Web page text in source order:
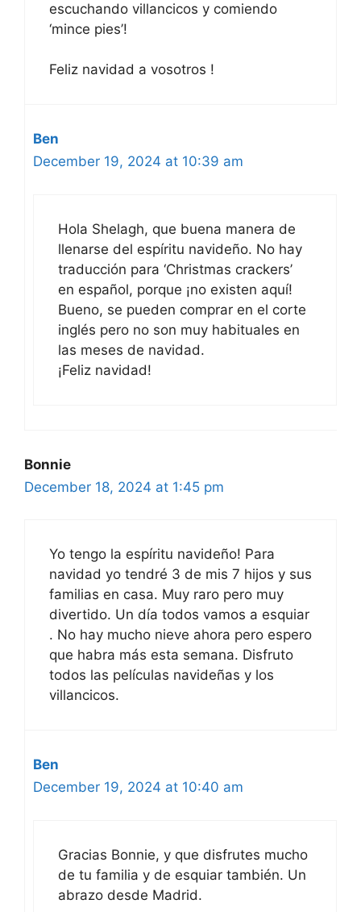
escuchando villancicos y comiendo
‘mince pies’!
Feliz navidad a vosotros !
Ben
December 19, 2024 at 10:39 am
Hola Shelagh, que buena manera de
llenarse del espíritu navideño. No hay
traducción para ‘Christmas crackers’
en español, porque ¡no existen aquí!
Bueno, se pueden comprar en el corte
inglés pero no son muy habituales en
las meses de navidad.
¡Feliz navidad!
Bonnie
December 18, 2024 at 1:45 pm
Yo tengo la espíritu navideño! Para
navidad yo tendré 3 de mis 7 hijos y sus
familias en casa. Muy raro pero muy
divertido. Un día todos vamos a esquiar
. No hay mucho nieve ahora pero espero
que habra más esta semana. Disfruto
todos las películas navideñas y los
villancicos.
Ben
December 19, 2024 at 10:40 am
Gracias Bonnie, y que disfrutes mucho
de tu familia y de esquiar también. Un
abrazo desde Madrid.